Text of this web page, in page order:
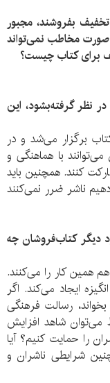
تخفیف بفروشند، مجبور
صورت مخاطب نمی‌تواند
برای کتاب چیست؟
نظر گرفته‌بشود، این
برگزار می‌شد و در
با هماهنگی و
کنند. همچنین باید
ناشر ضرر نمی‌کنند
دیگر کتاب‌فروشان چه
همین کار را می‌کنند.
ایجاد می‌کند. اگر
رسالت فرهنگی
می‌توان شاهد افزایش
را حمایت کنیم؟ آیا
شرایطی ناشران و